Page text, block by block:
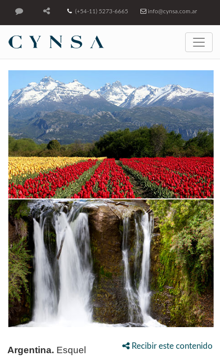
(+54-11) 5273-6665 info@cynsa.com.ar
Recibir este contenido
Argentina. Esquel